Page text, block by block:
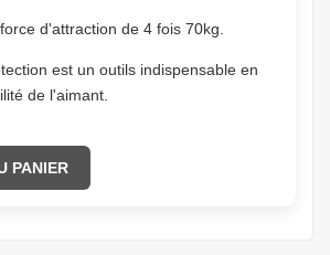
d'attraction de 4 fois 70kg.
est un outils indispensable en
de l'aimant.
PANIER